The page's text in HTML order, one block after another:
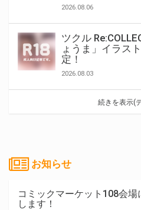
2026.08.06
ツクル
ょうま」イラス
定！
2026.08.03
続きを表示(
お知らせ
コミックマーケット108会
します！